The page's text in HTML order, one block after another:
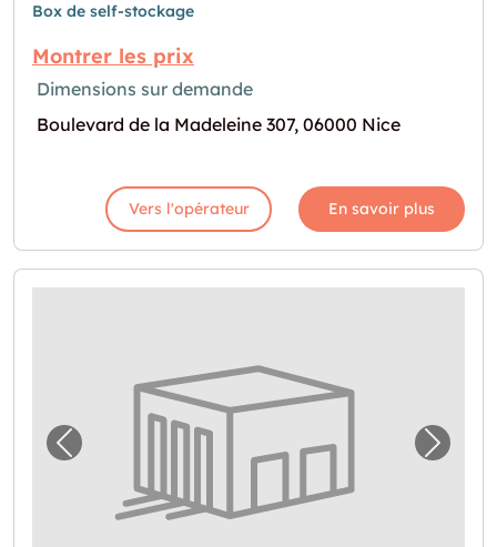
Box de self-stockage
Montrer les prix
Dimensions sur demande
Boulevard de la Madeleine 307, 06000 Nice
Vers l'opérateur En savoir plus
Image précédente pour "Local de stockage